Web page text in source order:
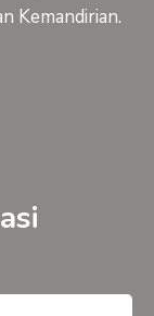
Kemandirian.